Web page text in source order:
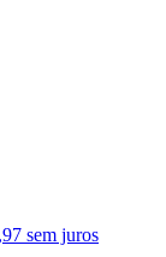
sem juros